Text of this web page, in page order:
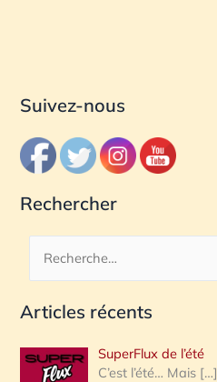
Suivez-nous
Rechercher
c
e
Articles récents
SuperFlux de l’été
C’est l’été… Mais […]